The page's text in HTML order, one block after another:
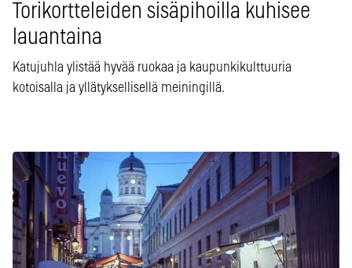
Torikortteleiden sisäpihoilla kuhisee
lauantaina
Katujuhla ylistää hyvää ruokaa ja kaupunkikulttuuria
kotoisalla ja yllätyksellisellä meiningillä.